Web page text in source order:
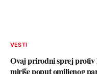
VESTI
Ovaj prirodni sprej protiv
miriše poput omiljenog